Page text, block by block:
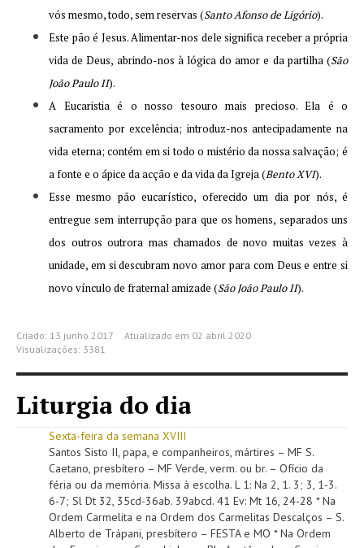
vós mesmo, todo, sem reservas (Santo Afonso de Ligório).
Este pão é Jesus. Alimentar-nos dele significa receber a própria
vida de Deus, abrindo-nos à lógica do amor e da partilha (São
João Paulo II).
A Eucaristia é o nosso tesouro mais precioso. Ela é o
sacramento por excelência; introduz-nos antecipadamente na
vida eterna; contém em si todo o mistério da nossa salvação; é
a fonte e o ápice da acção e da vida da Igreja (Bento XVI).
Esse mesmo pão eucarístico, oferecido um dia por nós, é
entregue sem interrupção para que os homens, separados uns
dos outros outrora mas chamados de novo muitas vezes à
unidade, em si descubram novo amor para com Deus e entre si
novo vínculo de fraternal amizade (São João PauloII).
Criado: 13 junho 2017
Atualizado em 02 abril 2020
Visualizações: 3381
Liturgia do dia
Sexta-feira da semana XVIII
Santos Sisto II, papa, e companheiros, mártires – MF S.
Caetano, presbítero – MF Verde, verm. ou br. – Ofício da
féria ou da memória. Missa à escolha. L 1: Na 2, 1. 3; 3, 1-3.
6-7; Sl Dt 32, 35cd-36ab. 39abcd. 41 Ev: Mt 16, 24-28 * Na
Ordem Carmelita e na Ordem dos Carmelitas Descalços – S.
Alberto de Trápani, presbítero – FESTA e MO * Na Ordem